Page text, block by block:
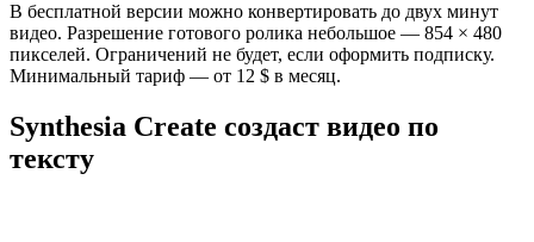
В бесплатной версии можно конвертировать до двух минут
видео. Разрешение готового ролика небольшое — 854 × 480
пикселей. Ограничений не будет, если оформить подписку.
Минимальный тариф — от 12 $ в месяц.
Synthesia Create создаст видео по
тексту